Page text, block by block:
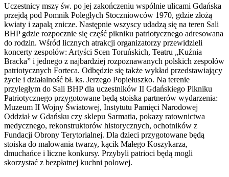
Uczestnicy mszy św. po jej zakończeniu wspólnie ulicami Gdańska
przejdą pod Pomnik Poległych Stoczniowców 1970, gdzie złożą
kwiaty i zapalą znicze. Następnie wszyscy udadzą się na teren Sali
BHP gdzie rozpocznie się część pikniku patriotycznego adresowana
do rodzin. Wśród licznych atrakcji organizatorzy przewidzieli
koncerty zespołów: Artyści Scen Toruńskich, Teatru „Kuźnia
Bracka” i jednego z najbardziej rozpoznawanych polskich zespołów
patriotycznych Forteca. Odbędzie się także wykład przedstawiający
życie i działalność bł. ks. Jerzego Popiełuszko. Na terenie
przyległym do Sali BHP dla uczestników II Gdańskiego Pikniku
Patriotycznego przygotowane będą stoiska partnerów wydarzenia:
Muzeum II Wojny Światowej, Instytutu Pamięci Narodowej
Oddział w Gdańsku czy sklepu Sarmatia, pokazy ratownictwa
medycznego, rekonstruktorów historycznych, ochotników z
Fundacji Obrony Terytorialnej. Dla dzieci przygotowane będą
stoiska do malowania twarzy, kącik Małego Koszykarza,
dmuchańce i liczne konkursy. Przybyli patrioci będą mogli
skorzystać z bezpłatnej kuchni polowej.